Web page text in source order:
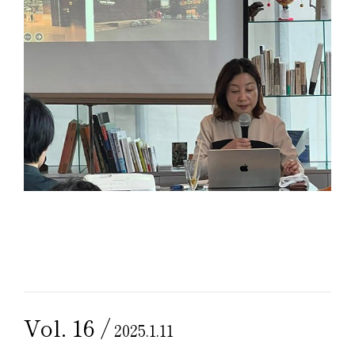
Vol. 16 /2025.1.11